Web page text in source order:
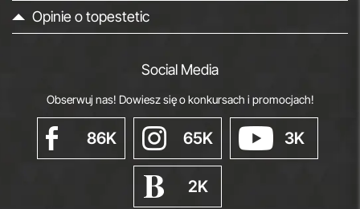
Opinie o topestetic
Social Media
Obserwuj nas! Dowiesz się o konkursach i promocjach!
86K 65K 3K
2K